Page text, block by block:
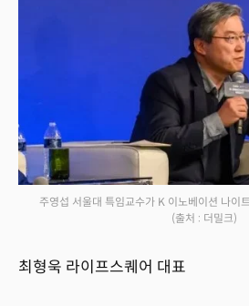
주영섭 서울대 특임교수가 K 이노베이션 나이
(출처 : 더밀크)
최형욱 라이프스퀘어 대표